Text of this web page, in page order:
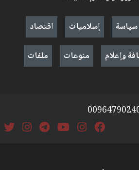
سياسة إسلاميات
اقتصاد
وإعلام منوعات ملفات